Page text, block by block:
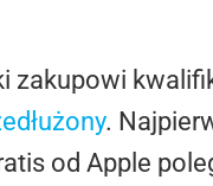
zakupowi
.
od Apple